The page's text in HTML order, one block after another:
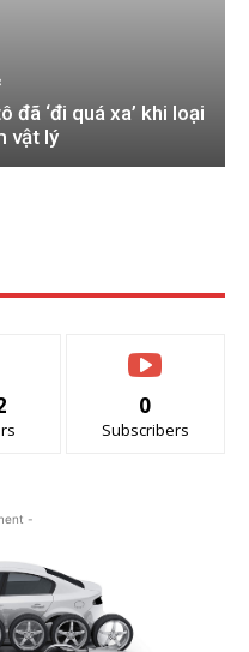
‘đi quá xa’ khi loại
vật lý
0
Subscribers
-